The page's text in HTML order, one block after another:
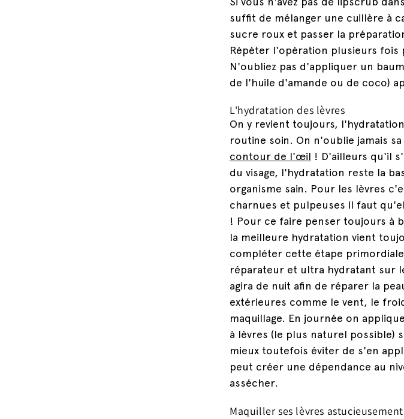
Si vous n'avez pas de lipscrub
suffit de mélanger une cuillère à
sucre roux et passer la
Répéter l'opération plusieurs fois
N'oubliez pas d'appliquer un
de l'huile d'amande ou de coco)
L'hydratation des lèvres
On y revient toujours,
routine soin. On n'oublie jamais
contour de l'œil
! D'ailleurs qu'il
du visage, l'hydratation reste la
organisme sain. Pour les lèvres
charnues et pulpeuses il faut
! Pour ce faire penser toujours à
la meilleure hydratation vient
compléter cette étape
réparateur et ultra hydratant sur
agira de nuit afin de réparer la
extérieures comme le vent, le
maquillage. En journée on
à lèvres (le plus naturel possible)
mieux toutefois éviter de s'en
peut créer une dépendance au
assécher.
Maquiller ses lèvres astucieusement